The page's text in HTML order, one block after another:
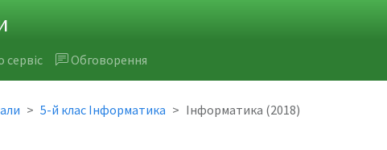
сервіс Обговорення
5-й клас Інформатика Інформатика (2018)